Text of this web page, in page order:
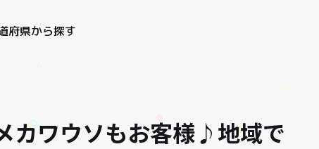
府県から探す
カワウソもお客様♪地域で